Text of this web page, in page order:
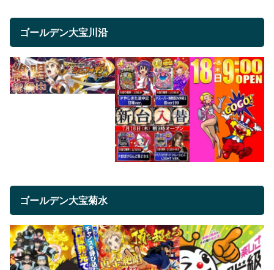
ゴールデン大宝川沿
ゴールデン大宝菊水